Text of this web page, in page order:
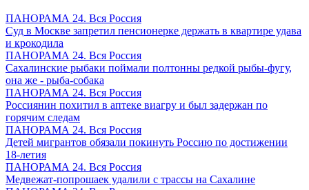
ПАНОРАМА 24. Вся Россия
Суд в Москве запретил пенсионерке держать в квартире удава
и крокодила
ПАНОРАМА 24. Вся Россия
Сахалинские рыбаки поймали полтонны редкой рыбы-фугу,
она же - рыба-собака
ПАНОРАМА 24. Вся Россия
Россиянин похитил в аптеке виагру и был задержан по
горячим следам
ПАНОРАМА 24. Вся Россия
Детей мигрантов обязали покинуть Россию по достижении
18-летия
ПАНОРАМА 24. Вся Россия
Медвежат-попрошаек удалили с трассы на Сахалине